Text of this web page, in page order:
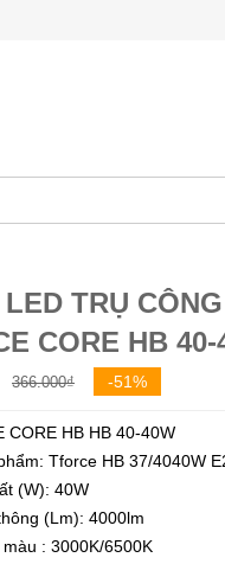
TRỤ
CORE HB
366.000₫Giá
là:
366.000₫.
Giá
tại
là:
180.000₫.
-51%
CORE HB HB 40-40W
Tforce HB 37/4040W
(W): 40W
(Lm): 4000lm
: 3000K/6500K